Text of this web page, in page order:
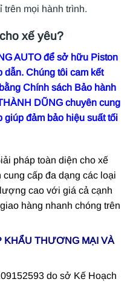
trên mọi hành trình.
xế yêu?
AUTO để sở hữu Piston
Chúng tôi cam kết
Chính sách Bảo hành
DŨNG chuyên cung
giúp đảm bảo hiệu suất tối
pháp toàn diện cho xế
cấp đa dạng các loại
cao với giá cả cạnh
hàng nhanh chóng trên
KHẨU THƯƠNG MẠI VÀ
do sở Kế Hoạch